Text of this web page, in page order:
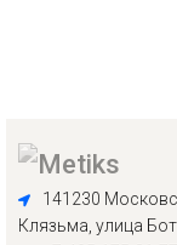
141230
Клязьма, улица